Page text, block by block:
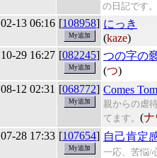
の日記です。
02-13 06:16 [108958] にっき
(kaze)
10-29 16:27 [082245] つの字の
(つ)
08-12 02:31 [068772] Comes
親からの虐
てます。 (ナ
07-28 17:33 [107654] 自己肯定
一応、苦悩/